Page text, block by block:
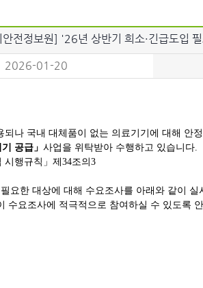
전정보원] '26년 상반기 희소·긴급도입
2026-01-20
되나 국내 대체품이 없는 의료기기 에 대해 안
공급」 사업을 위탁받아 수행하고 있습니다.
시행규칙」제34조의3
필요한 대상에 대해 수요조사를 아래와 같이 실
수요조사에 적극적으로 참여하실 수 있도록